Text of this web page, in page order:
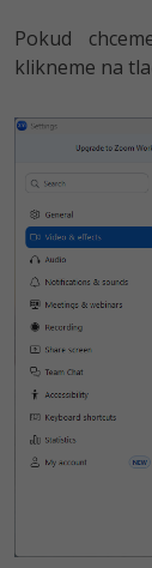
Pokud
klikneme na